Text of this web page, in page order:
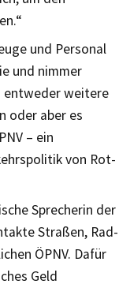
und Personal
und nimmer
entweder weitere
oder aber es
– ein
von Rot-
Sprecherin der
Straßen, Rad-
ÖPNV. Dafür
Geld